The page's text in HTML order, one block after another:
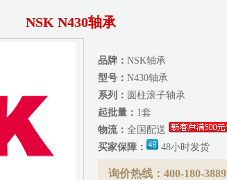
NSK N430轴承
品牌： NSK轴承
型号： N430轴承
系列： 圆柱滚子轴承
起批量： 1套
物流： 全国配送
买家保障：
48小时发货
询价热线：400-180-3889